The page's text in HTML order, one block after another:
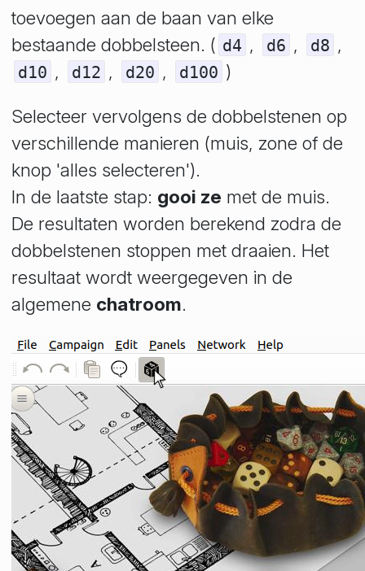
toevoegen aan de baan van elke
bestaande dobbelsteen. ( d4 , d6 , d8 ,
d10 , d12 , d20 , d100 )
Selecteer vervolgens de dobbelstenen op
verschillende manieren (muis, zone of de
knop 'alles selecteren').
In de laatste stap: gooi ze met de muis.
De resultaten worden berekend zodra de
dobbelstenen stoppen met draaien. Het
resultaat wordt weergegeven in de
algemene chatroom.